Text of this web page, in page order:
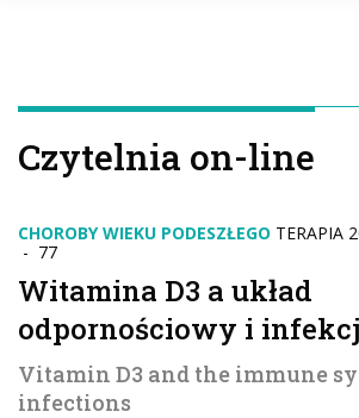
Czytelnia on-line
CHOROBY WIEKU PODESZŁEGO TERAPIA
- 77
Witamina D3 a układ
odpornościowy i
Vitamin D3 and the immune
infections